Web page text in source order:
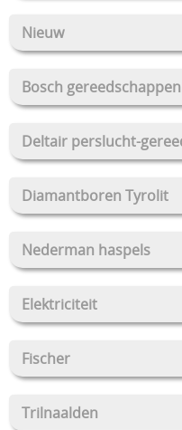
Nieuw
Bosch gereedschappen
Deltair perslucht-
Diamantboren Tyrolit
Nederman haspels
Elektriciteit
Fischer
Trilnaalden